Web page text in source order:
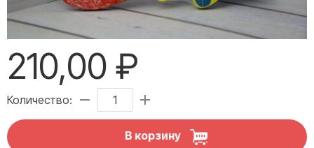
210,00 ₽
Количество:
В корзину